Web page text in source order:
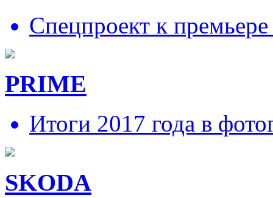
Спецпроект к
PRIME
Итоги 2017 года в
SKODA